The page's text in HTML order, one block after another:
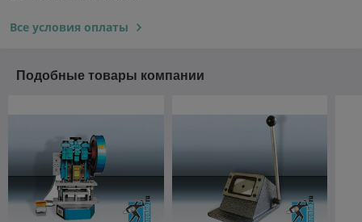
Все условия оплаты
Подобные товары компании